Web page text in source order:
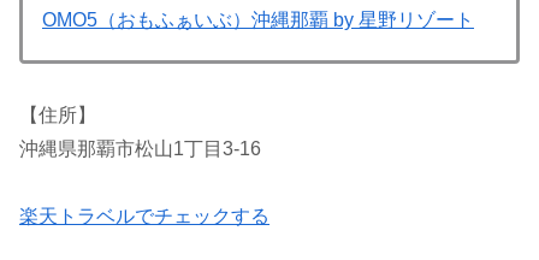
OMO5（おもふぁいぶ）沖縄那覇 by 星野リゾート
【住所】
沖縄県那覇市松山1丁目3-16
楽天トラベルでチェックする